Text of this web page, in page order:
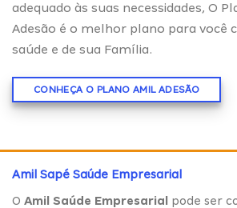
adequado às suas necessidades, O
Adesão é o melhor plano para você
saúde e de sua Família.
CONHEÇA O PLANO AMIL ADESÃO
Amil Sapé Saúde Empresarial
O Amil Saúde Empresarial
pode ser